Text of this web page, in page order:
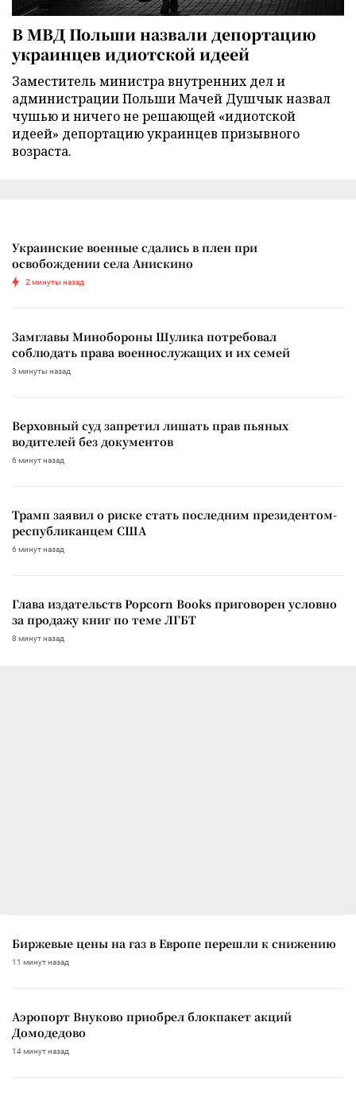
В МВД Польши назвали депортацию
украинцев идиотской идеей
Заместитель министра внутренних дел и
администрации Польши Мачей Душчык назвал
чушью и ничего не решающей «идиотской
идеей» депортацию украинцев призывного
возраста.
Украинские военные сдались в плен при
освобождении села Анискино
2 минуты назад
Замглавы Минобороны Шулика потребовал
соблюдать права военнослужащих и их семей
3 минуты назад
Верховный суд запретил лишать прав пьяных
водителей без документов
6 минут назад
Трамп заявил о риске стать последним президентом-
республиканцем США
6 минут назад
Глава издательств Popcorn Books приговорен условно
за продажу книг по теме ЛГБТ
8 минут назад
Биржевые цены на газ в Европе перешли к снижению
11 минут назад
Аэропорт Внуково приобрел блокпакет акций
Домодедово
14 минут назад